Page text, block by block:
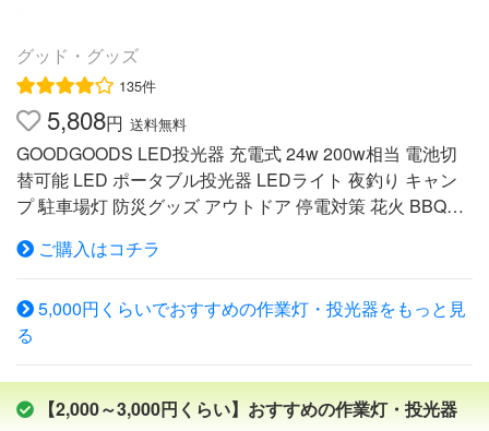
明るいので直視は危険です！ ※直流電源で使用しないでく
ださい。※ ※予告なくデザインや仕様を変更する場合がご
ざいますので、ご了承ください。
使用時） 弱光：24時間点灯可能（乾電池の種類によって
異なる） ●四階段調光 点灯四パターン（HIGH-MIDDLE-L
OW-SOS）調整可能です。 使用場用によって簡単に切り
替えます。 ●マグネット付き 世界で認められた超強力マグ
ネットN50を2個内蔵。 鉄素材にしっかり固定でき、 夜間
作業、自動車整備などでも役立ちます。 ●防水防塵IP65
粉塵が内部に入らない防塵性能最高レベル6級。 防水性能
5級、作業中突然の雨でも大丈夫です！ ●優れる材質 ボデ
ィには強靭な耐衝撃性能を誇るアルミ合金を採用し、周囲
は堅いゴムで補強。 落下の際にも傷が付きにくく、衝撃
を吸収します。 約2mの落下にも耐える耐衝撃性で屋外作
ネット・吊り下げ穴付き、スタンドライトやハンディライ
ト、フックに吊るしたりマグネットで壁や天井に貼り付け
グッド・グッズ
135件
5,808円 送料無料
GOODGOODS LED投光器 充電式 24w 200w相当 電池切
替可能 LED ポータブル投光器 LEDライト 夜釣り キャン
プ 駐車場灯 防災グッズ アウトドア 停電対策 花火 BBQメ
います おすすめポイント ●充電式・コードレスで電源の取
れない場所でも使用できる ●バッテリーは1本からでも使
用可能！用途に合わせて使い分け頂けます ●バッテリーの
破損や劣化の際にもご自身で簡単に交換頂く事が可能 ●滑
りにくい取っ手付きで持ち運びには勿論、フックなどに掛
けてのご利用も便利 ●安定性に優れたH型スタンドの四隅
には、設置面が傷つきにくいゴムカバー付で安心 ●2段階
ご購入はコチラ
5,000円くらいでおすすめの作業灯・投光器をもっと見
る
【2,000～3,000円くらい】おすすめの作業灯・投光器